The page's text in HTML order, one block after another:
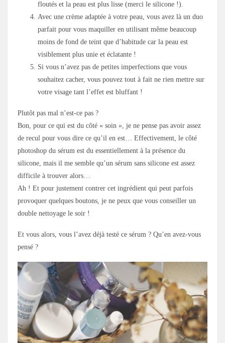
floutés et la peau est plus lisse (merci le silicone !).
Avec une crème adaptée à votre peau, vous avez là un duo
parfait pour vous maquiller en utilisant même beaucoup
moins de fond de teint que d’habitude car la peau est
visiblement plus unie et éclatante !
Si vous n’avez pas de petites imperfections que vous
souhaitez cacher, vous pouvez tout à fait ne rien mettre sur
votre visage tant l’effet est bluffant !
Plutôt pas mal n’est-ce pas ?
Bon, pour ce qui est du côté « soin », je ne pense pas avoir assez
de recul pour vous dire ce qu’il en est… Effectivement, le côté
photoshop du sérum est du essentiellement à la présence du
silicone, mais il me semble qu’un sérum sans silicone est assez
difficile à trouver alors…
Ah ! Et pour justement contrer cet ingrédient qui peut parfois
provoquer quelques boutons, je ne peux que vous conseiller un
double nettoyage le soir !
Et vous alors, vous l’avez déjà testé ce sérum ? Qu’en avez-vous
pensé ?